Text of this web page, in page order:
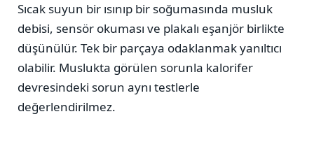
Sıcak suyun bir ısınıp bir soğumasında musluk
debisi, sensör okuması ve plakalı eşanjör birlikte
düşünülür. Tek bir parçaya odaklanmak yanıltıcı
olabilir. Muslukta görülen sorunla kalorifer
devresindeki sorun aynı testlerle
değerlendirilmez.